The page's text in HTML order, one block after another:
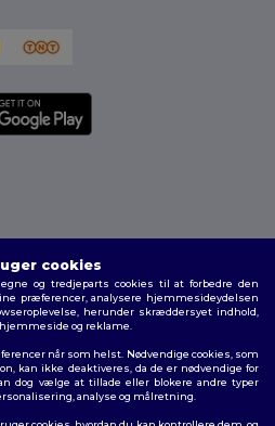
politik |Fortrolighedspolitik
cookies
og tredjeparts cookies til at forbedre den
præferencer, analysere hjemmesideydelsen
herunder skræddersyet indhold,
og reklame.
når som helst. Nødvendige cookies, som
kan ikke deaktiveres, da de er nødvendige for
dog vælge at tillade eller blokere andre typer
analyse og målretning.